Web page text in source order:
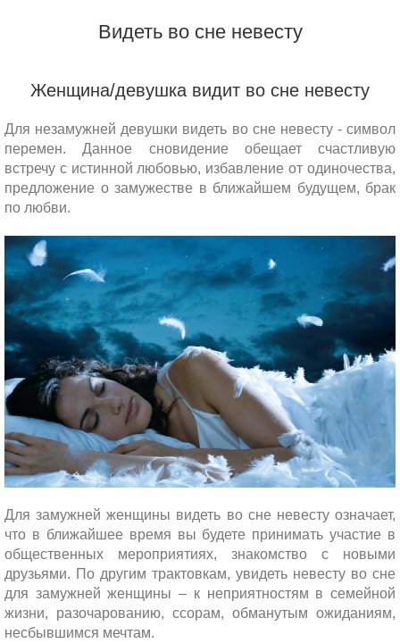
Видеть во сне невесту
Женщина/девушка видит во сне невесту
Для незамужней девушки видеть во сне невесту - символ
перемен. Данное сновидение обещает счастливую
встречу с истинной любовью, избавление от одиночества,
предложение о замужестве в ближайшем будущем, брак
по любви.
Для замужней женщины видеть во сне невесту означает,
что в ближайшее время вы будете принимать участие в
общественных мероприятиях, знакомство с новыми
друзьями. По другим трактовкам, увидеть невесту во сне
для замужней женщины – к неприятностям в семейной
жизни, разочарованию, ссорам, обманутым ожиданиям,
несбывшимся мечтам.